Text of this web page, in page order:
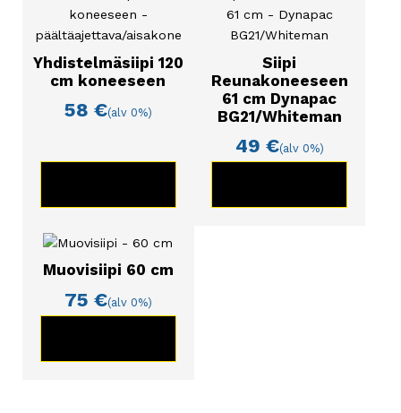
Yhdistelmäsiipi 120
cm koneeseen
58 €(alv 0%)
Siipi
Reunakoneeseen
61 cm Dynapac
BG21/Whiteman
49 €(alv 0%)
Muovisiipi 60 cm
75 €(alv 0%)